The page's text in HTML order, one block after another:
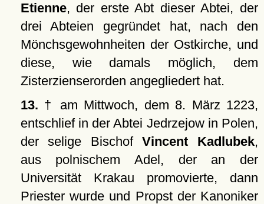
Etienne, der erste Abt dieser Abtei, der
drei Abteien gegründet hat, nach den
Mönchsgewohnheiten der Ostkirche, und
diese, wie damals möglich, dem
Zisterzienserorden angegliedert hat.
13. † am Mittwoch, dem 8. März 1223,
entschlief in der Abtei Jedrzejow in Polen,
der selige BischofVincent Kadlubek,
aus polnischem Adel, der an der
Universität Krakau promovierte, dann
Priester wurde und Propst der Kanoniker